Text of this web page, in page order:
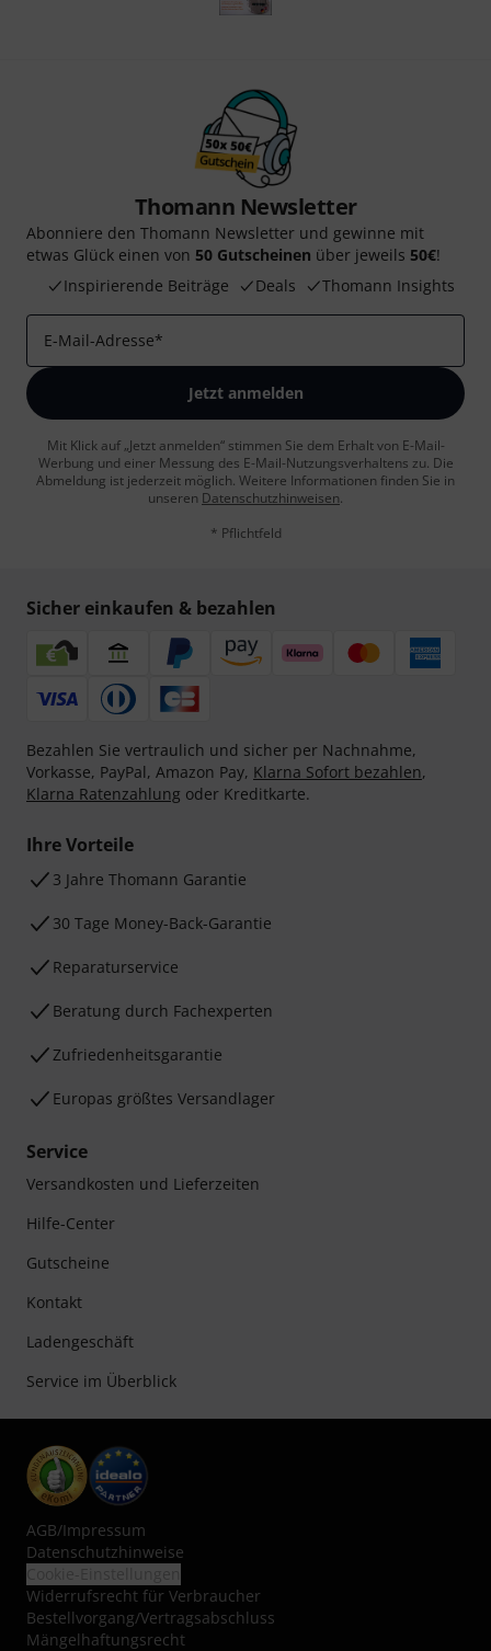
Thomann Newsletter
Abonniere den Thomann Newsletter und gewinne mit
etwas Glück einen von 50 Gutscheinen über jeweils 50€!
Inspirierende Beiträge
Deals Thomann Insights
E-Mail-Adresse*
Jetzt anmelden
Mit Klick auf „Jetzt anmelden“ stimmen Sie dem Erhalt von E-Mail-
Werbung und einer Messung des E-Mail-Nutzungsverhaltens zu. Die
Abmeldung ist jederzeit möglich. Weitere Informationen finden Sie in
unseren Datenschutzhinweisen.
* Pflichtfeld
Sicher einkaufen & bezahlen
Bezahlen Sie vertraulich und sicher per Nachnahme,
Vorkasse, PayPal, Amazon Pay, Klarna Sofort bezahlen,
Klarna Ratenzahlung oder Kreditkarte.
Ihre Vorteile
3 Jahre Thomann Garantie
30 Tage Money-Back-Garantie
Reparaturservice
Beratung durch Fachexperten
Zufriedenheitsgarantie
Europas größtes Versandlager
Service
Versandkosten und Lieferzeiten
Hilfe-Center
Gutscheine
Kontakt
Ladengeschäft
Service im Überblick
AGB/Impressum
Datenschutzhinweise
Widerrufsrecht für Verbraucher
Bestellvorgang/Vertragsabschluss
Mängelhaftungsrecht